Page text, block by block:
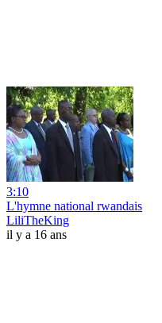
3:10
L'hymne national rwandais
LiliTheKing
il y a 16 ans